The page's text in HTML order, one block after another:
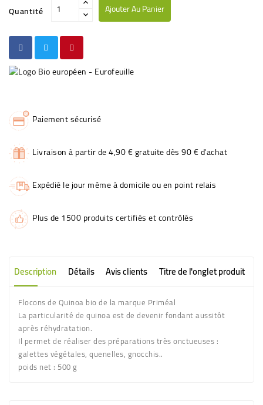
Quantité Ajouter Au Panier
Paiement sécurisé
Livraison à partir de 4,90 € gratuite dès 90 € d'achat
Expédié le jour même à domicile ou en point relais
Plus de 1500 produits certifiés et contrôlés
Description Détails Avis clients Titre de l'onglet produit
Flocons de Quinoa bio de la marque Priméal
La particularité de quinoa est de devenir fondant aussitôt
après réhydratation.
Il permet de réaliser des préparations très onctueuses :
galettes végétales, quenelles, gnocchis..
poids net : 500 g